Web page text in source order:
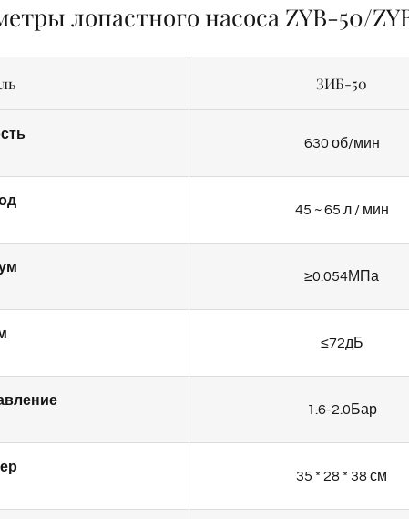
лопастного насоса ZYB-50/
ЗИБ-50
630 об/мин
45 ~ 65 л / мин
≥0.054МПа
≤72дБ
1.6-2.0Бар
35 * 28 * 38 см